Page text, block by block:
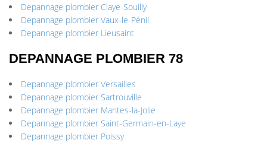
Depannage plombier Claye-Souilly
Depannage plombier Vaux-le-Pénil
Depannage plombier Lieusaint
DEPANNAGE PLOMBIER 78
Depannage plombier Versailles
Depannage plombier Sartrouville
Depannage plombier Mantes-la-Jolie
Depannage plombier Saint-Germain-en-Laye
Depannage plombier Poissy